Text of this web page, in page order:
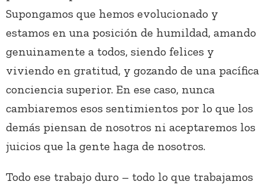
Supongamos que hemos evolucionado y
estamos en una posición de humildad, amando
genuinamente a todos, siendo felices y
viviendo en gratitud, y gozando de una pacífica
conciencia superior. En ese caso, nunca
cambiaremos esos sentimientos por lo que los
demás piensan de nosotros ni aceptaremos los
juicios que la gente haga de nosotros.
Todo ese trabajo duro – todo lo que trabajamos